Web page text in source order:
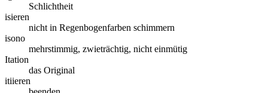
Schlichtheit
isieren
nicht in Regenbogenfarben schimmern
isono
mehrstimmig, zwieträchtig, nicht einmütig
Itation
das Original
itiieren